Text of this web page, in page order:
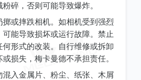
碎，否则可能导致爆炸。
掷或摔跌相机。如相机受到强烈
可能导致损坏或运行故障。禁止
何形式的改装。自行维修或拆卸
损失，梅卡曼德不承担责任。
混入金属片、粉尘、纸张、木屑